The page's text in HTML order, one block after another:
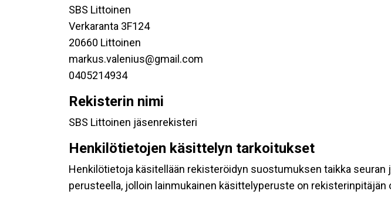
SBS Littoinen
Verkaranta 3F124
20660 Littoinen
markus.valenius@gmail.com
0405214934
Rekisterin nimi
SBS Littoinen jäsenrekisteri
Henkilötietojen käsittelyn tarkoitukset
Henkilötietoja käsitellään rekisteröidyn suostumuksen taikka
perusteella, jolloin lainmukainen käsittelyperuste on